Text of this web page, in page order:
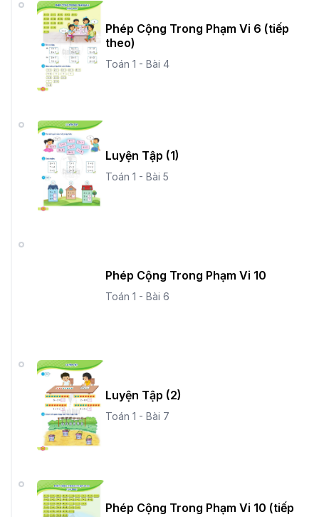
Phép Cộng Trong Phạm Vi 6 (tiếp
theo)
Toán 1 - Bài 4
Luyện Tập (1)
Toán 1 - Bài 5
Phép Cộng Trong Phạm Vi 10
Toán 1 - Bài 6
Luyện Tập (2)
Toán 1 - Bài 7
Phép Cộng Trong Phạm Vi 10 (tiếp